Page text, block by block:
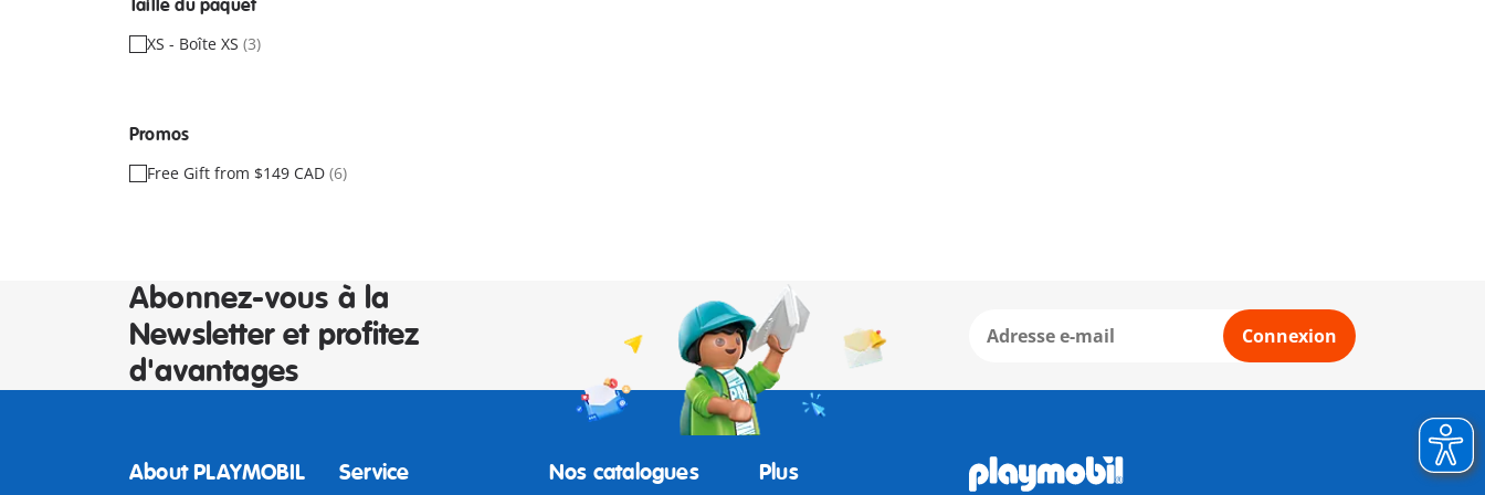
Taille du paquet
XS - Boîte XS (3)
Promos
Free Gift from $149 CAD (6)
Abonnez-vous à la
Newsletter et profitez
d'avantages
Connexion
About PLAYMOBIL Service Nos catalogues Plus